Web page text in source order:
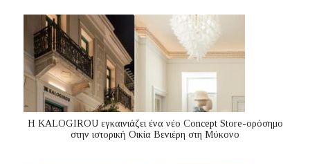
Η KALOGIROU εγκαινιάζει ένα νέο Concept Store-ορόσημο
στην ιστορική Οικία Βενιέρη στη Μύκονο